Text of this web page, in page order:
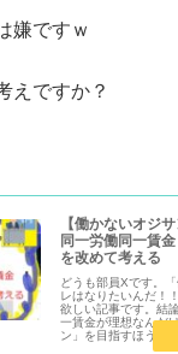
嫌ですｗ
えですか？
【働かないオジ
同一労働同一賃
を改めて考える
どうも部員Xです。
レはなりたいんだ！
欲しい記事です。結
一賃金が理想なんだ
ン」を目指すほうが